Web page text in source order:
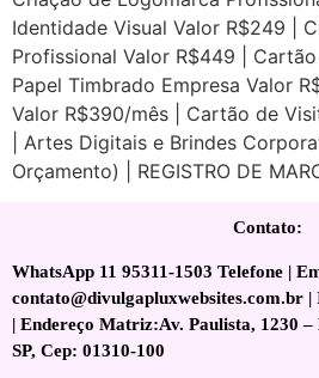
Identidade Visual Valor R$249 |
Profissional Valor R$449 | Cartão
Papel Timbrado Empresa Valor
Valor R$390/mês | Cartão de
| Artes Digitais e Brindes
Orçamento) | REGISTRO DE
Contato:
WhatsApp 11 95311-1503 Telefone |
contato@divulgapluxwebsites.com.br
| Endereço Matriz:Av. Paulista, 1230 –
SP, Cep: 01310-100